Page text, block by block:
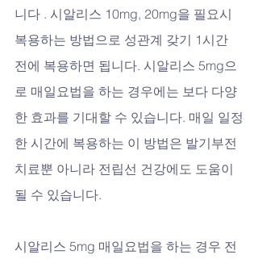
니다 . 시알리스 10mg, 20mg을 필요시
복용하는 방법으로 성관계 갖기 1시간
전에 복용하면 됩니다. 시알리스 5mg으
로 매일요법을 하는 경우에는 보다 다양
한 효과를 기대할 수 있습니다. 매일 일정
한 시간에 복용하는 이 방법은 발기부전
치료뿐 아니라 전립선 건강에도 도움이
될 수 있습니다.
시알리스 5mg 매일요법을 하는 경우 전